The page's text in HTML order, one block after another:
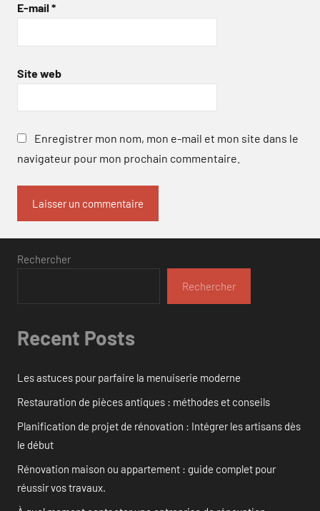
E-mail *
Site web
Enregistrer mon nom, mon e-mail et mon site dans le
navigateur pour mon prochain commentaire.
Rechercher
Rechercher
Recent Posts
Les astuces pour parfaire la menuiserie moderne
Restauration de pièces antiques : méthodes et conseils
Planification de projet de rénovation : Intégrer les artisans dès
le début
Rénovation maison ou appartement : guide complet pour
réussir vos travaux.